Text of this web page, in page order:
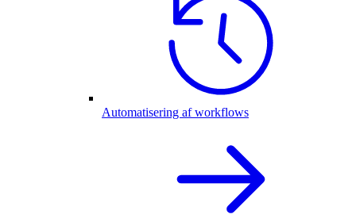
Automatisering af workflows